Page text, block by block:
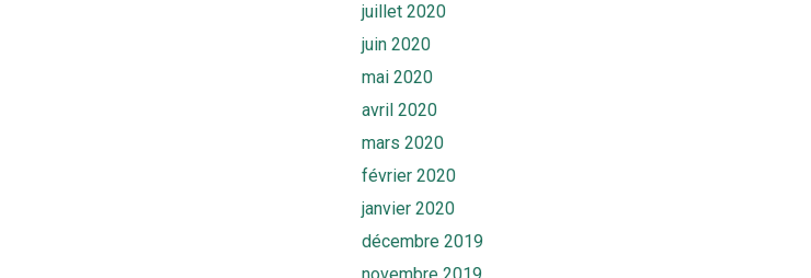
juillet 2020
juin 2020
mai 2020
avril 2020
mars 2020
février 2020
janvier 2020
décembre 2019